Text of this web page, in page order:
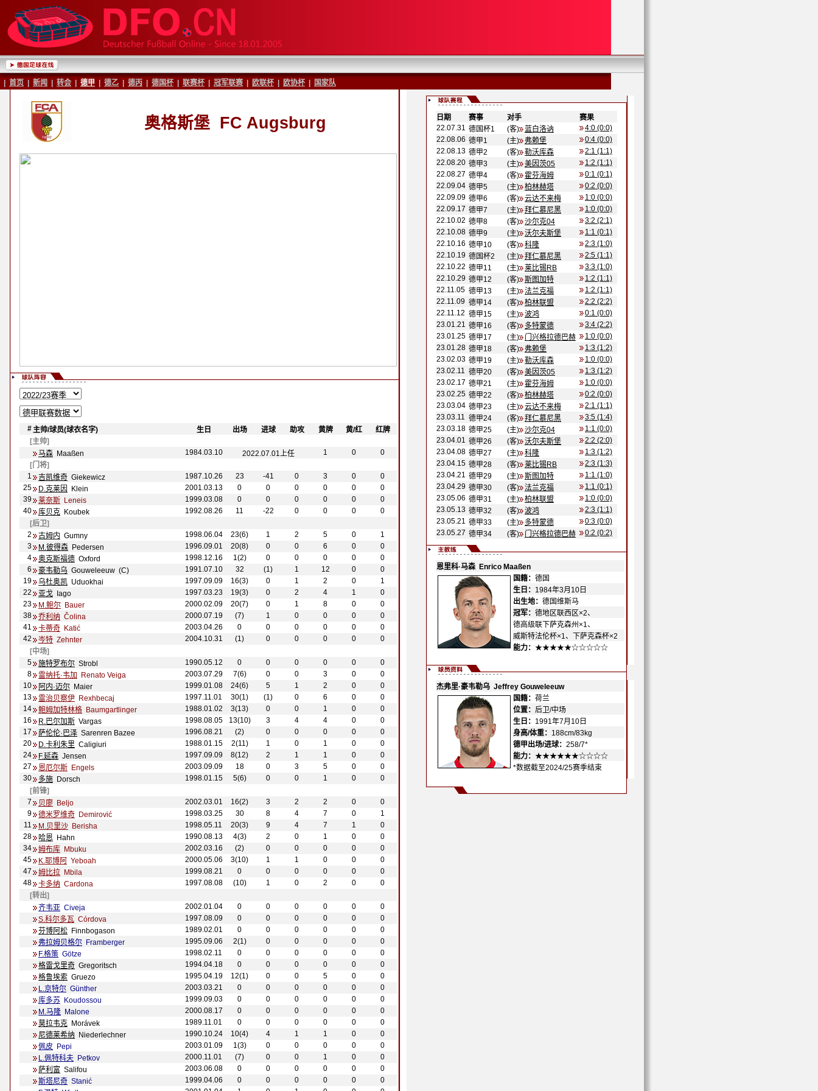
首页 新闻 转会 德甲 德乙 德丙 德国杯 联赛杯 冠军联赛 欧联杯 欧协杯 国家队
奥格斯堡FC Augsburg
#主帅/球员(球衣名字) 生日 出场- 进球- 助攻- 黄牌- 黄/红 红牌-
[主帅]
马森 Maaßen 1984.03.10 2022.07.01上任 1 0
0
[门将]
1
吉凯维奇 Giekewicz 1987.10.26 23 -41 0 3 0
0
25
D.克莱因 Klein 2001.03.13 0 0 0 0 0
0
39
莱奈斯 Leneis 1999.03.08 0 0 0 0 0
0
40
库贝克 Koubek 1992.08.26 11 -22 0 0 0
0
[后卫]
2
古姆内 Gumny 1998.06.04 23(6) 1 2 5 0
1
3
M.彼得森 Pedersen 1996.09.01 20(8) 0 0 6 0
0
4
奥克斯福德 Oxford 1998.12.16 1(2) 0 0 0 0
0
6
豪韦勒乌 Gouweleeuw (C) 1991.07.10 32 (1) 1 12 0
0
19
乌杜奥凯 Uduokhai 1997.09.09 16(3) 0 1 2 0
1
22
亚戈 Iago 1997.03.23 19(3) 0 2 4 1
0
23
M.鲍尔 Bauer 2000.02.09 20(7) 0 1 8 0
0
38
乔利纳 Čolina 2000.07.19 (7) 1 0 0 0
0
41
卡蒂奇 Katić 2003.04.26 0 0 0 0 0
0
42
岑特 Zehnter 2004.10.31 (1) 0 0 0 0
0
[中场]
5
施特罗布尔 Strobl 1990.05.12 0 0 0 0 0
0
8
雷纳托·韦加 Renato Veiga 2003.07.29 7(6) 0 0 3 0
0
10
阿内·迈尔 Maier 1999.01.08 24(6) 5 1 2 0
0
13
雷治贝察伊 Rexhbecaj 1997.11.01 30(1) (1) 0 6 0
0
14
鲍姆加特林格 Baumgartlinger 1988.01.02 3(13) 0 0 1 0
0
16
R.巴尔加斯 Vargas 1998.08.05 13(10) 3 4 4 0
0
17
萨伦伦·巴泽 Sarenren Bazee 1996.08.21 (2) 0 0 0 0
0
20
D.卡利朱里 Caligiuri 1988.01.15 2(11) 1 0 1 0
0
24
F.延森 Jensen 1997.09.09 8(12) 2 1 1 0
0
27
恩厄尔斯 Engels 2003.09.09 18 0 3 5 0
0
30
多施 Dorsch 1998.01.15 5(6) 0 0 1 0
0
[前锋]
7
贝廖 Beljo 2002.03.01 16(2) 3 2 2 0
0
9
德米罗维奇 Demirović 1998.03.25 30 8 4 7 0
1
11
M.贝里沙 Berisha 1998.05.11 20(3) 9 4 7 1
0
28
哈恩 Hahn 1990.08.13 4(3) 2 0 1 0
0
34
姆布库 Mbuku 2002.03.16 (2) 0 0 0 0
0
45
K.耶博阿 Yeboah 2000.05.06 3(10) 1 1 0 0
0
47
姆比拉 Mbila 1999.08.21 0 0 0 0 0
0
48
卡多纳 Cardona 1997.08.08 (10) 1 0 2 0
0
[转出]
齐韦亚 Civeja 2002.01.04 0 0 0 0 0
0
S.科尔多瓦 Córdova 1997.08.09 0 0 0 0 0
0
芬博阿松 Finnbogason 1989.02.01 0 0 0 0 0
0
弗拉姆贝格尔 Framberger 1995.09.06 2(1) 0 0 0 0
0
F.格策 Götze 1998.02.11 0 0 0 0 0
0
格雷戈里奇 Gregoritsch 1994.04.18 0 0 0 0 0
0
格鲁埃索 Gruezo 1995.04.19 12(1) 0 0 5 0
0
L.京特尔 Günther 2003.03.21 0 0 0 0 0
0
库多苏 Koudossou 1999.09.03 0 0 0 0 0
0
M.马隆 Malone 2000.08.17 0 0 0 0 0
0
莫拉韦克 Morávek 1989.11.01 0 0 0 0 0
0
尼德莱希纳 Niederlechner 1990.10.24 10(4) 4 1 1 0
0
佩皮
Pepi 2003.01.09 1(3) 0 0 0 0
0
L.佩特科夫 Petkov 2000.11.01 (7) 0 0 1 0
0
萨利富 Salifou 2003.06.08 0 0 0 0 0
0
斯塔尼奇 Stanić 1999.04.06 0 0 0 0 0
0
日期 赛事 对手 赛果
22.07.31 德国杯1 (客) 蓝白洛讷
4:0 (0:0)
22.08.06 德甲1 (主) 弗赖堡
0:4 (0:0)
22.08.13 德甲2 (客) 勒沃库森
2:1 (1:1)
22.08.20 德甲3 (主) 美因茨05
1:2 (1:1)
22.08.27 德甲4 (客) 霍芬海姆
0:1 (0:1)
22.09.04 德甲5 (主) 柏林赫塔
0:2 (0:0)
22.09.09 德甲6 (客) 云达不来梅
1:0 (0:0)
22.09.17 德甲7 (主) 拜仁慕尼黑
1:0 (0:0)
22.10.02 德甲8 (客) 沙尔克04
3:2 (2:1)
22.10.08 德甲9 (主) 沃尔夫斯堡
1:1 (0:1)
22.10.16 德甲10 (客) 科隆
2:3 (1:0)
22.10.19 德国杯2 (主) 拜仁慕尼黑
2:5 (1:1)
22.10.22 德甲11 (主) 莱比锡RB
3:3 (1:0)
22.10.29 德甲12 (客) 斯图加特
1:2 (1:1)
22.11.05 德甲13 (主) 法兰克福
1:2 (1:1)
22.11.09 德甲14 (客) 柏林联盟
2:2 (2:2)
22.11.12 德甲15 (主) 波鸿
0:1 (0:0)
23.01.21 德甲16 (客) 多特蒙德
3:4 (2:2)
23.01.25 德甲17 (主) 门兴格拉德巴赫
1:0 (0:0)
23.01.28 德甲18 (客) 弗赖堡
1:3 (1:2)
23.02.03 德甲19 (主) 勒沃库森
1:0 (0:0)
23.02.11 德甲20 (客) 美因茨05
1:3 (1:2)
23.02.17 德甲21 (主) 霍芬海姆
1:0 (0:0)
23.02.25 德甲22 (客) 柏林赫塔
0:2 (0:0)
23.03.04 德甲23 (主) 云达不来梅
2:1 (1:1)
23.03.11 德甲24 (客) 拜仁慕尼黑
3:5 (1:4)
23.03.18 德甲25 (主) 沙尔克04
1:1 (0:0)
23.04.01 德甲26 (客) 沃尔夫斯堡
2:2 (2:0)
23.04.08 德甲27 (主) 科隆
1:3 (1:2)
23.04.15 德甲28 (客) 莱比锡RB
2:3 (1:3)
23.04.21 德甲29 (主) 斯图加特
1:1 (1:0)
23.04.29 德甲30 (客) 法兰克福
1:1 (0:1)
23.05.06 德甲31 (主) 柏林联盟
1:0 (0:0)
23.05.13 德甲32 (客) 波鸿
2:3 (1:1)
23.05.21 德甲33 (主) 多特蒙德
0:3 (0:0)
23.05.27 德甲34 (客) 门兴格拉德巴赫 0:2 (0:2)